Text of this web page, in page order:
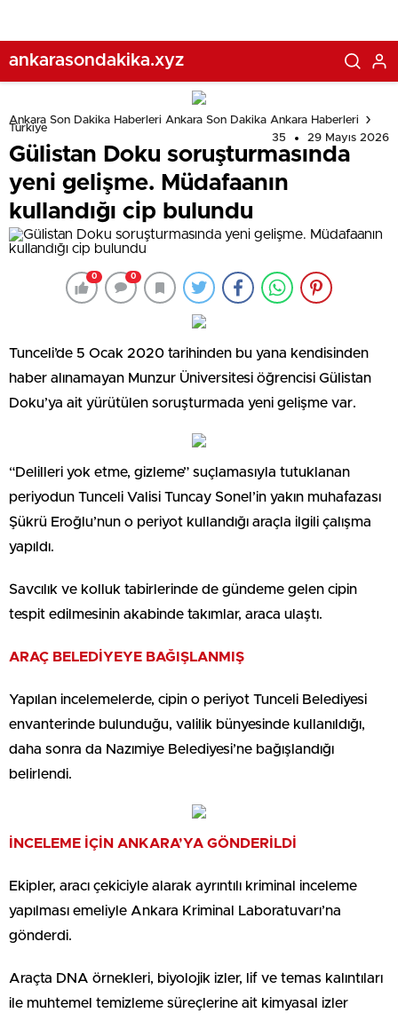
ankarasondakika.xyz
Ankara Son Dakika Haberleri Ankara Son Dakika Ankara Haberleri
Türkiye
35
29 Mayıs 2026
Gülistan Doku soruşturmasında
yeni gelişme. Müdafaanın
kullandığı cip bulundu
0 0
Tunceli’de 5 Ocak 2020 tarihinden bu yana kendisinden
haber alınamayan Munzur Üniversitesi öğrencisi Gülistan
Doku’ya ait yürütülen soruşturmada yeni gelişme var.
“Delilleri yok etme, gizleme” suçlamasıyla tutuklanan
periyodun Tunceli Valisi Tuncay Sonel’in yakın muhafazası
Şükrü Eroğlu’nun o periyot kullandığı araçla ilgili çalışma
yapıldı.
Savcılık ve kolluk tabirlerinde de gündeme gelen cipin
tespit edilmesinin akabinde takımlar, araca ulaştı.
ARAÇ BELEDİYEYE BAĞIŞLANMIŞ
Yapılan incelemelerde, cipin o periyot Tunceli Belediyesi
envanterinde bulunduğu, valilik bünyesinde kullanıldığı,
daha sonra da Nazımiye Belediyesi’ne bağışlandığı
belirlendi.
İNCELEME İÇİN ANKARA’YA GÖNDERİLDİ
Ekipler, aracı çekiciyle alarak ayrıntılı kriminal inceleme
yapılması emeliyle Ankara Kriminal Laboratuvarı’na
gönderdi.
Araçta DNA örnekleri, biyolojik izler, lif ve temas kalıntıları
ile muhtemel temizleme süreçlerine ait kimyasal izler